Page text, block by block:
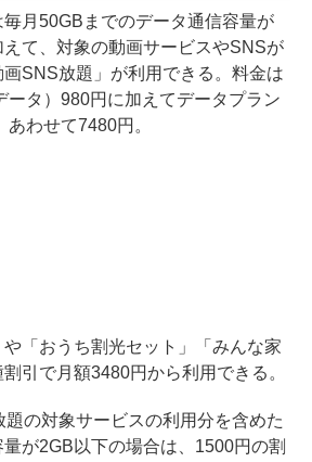
月50GBまでのデータ通信容量が
て、対象の動画サービスやSNSが
SNS放題」が利用できる。料金は
ータ）980円に加えてデータプラン
わせて7480円。
「おうち割光セット」「みんな家
引で月額3480円から利用できる。
の対象サービスの利用分を含めた
が2GB以下の場合は、1500円の割